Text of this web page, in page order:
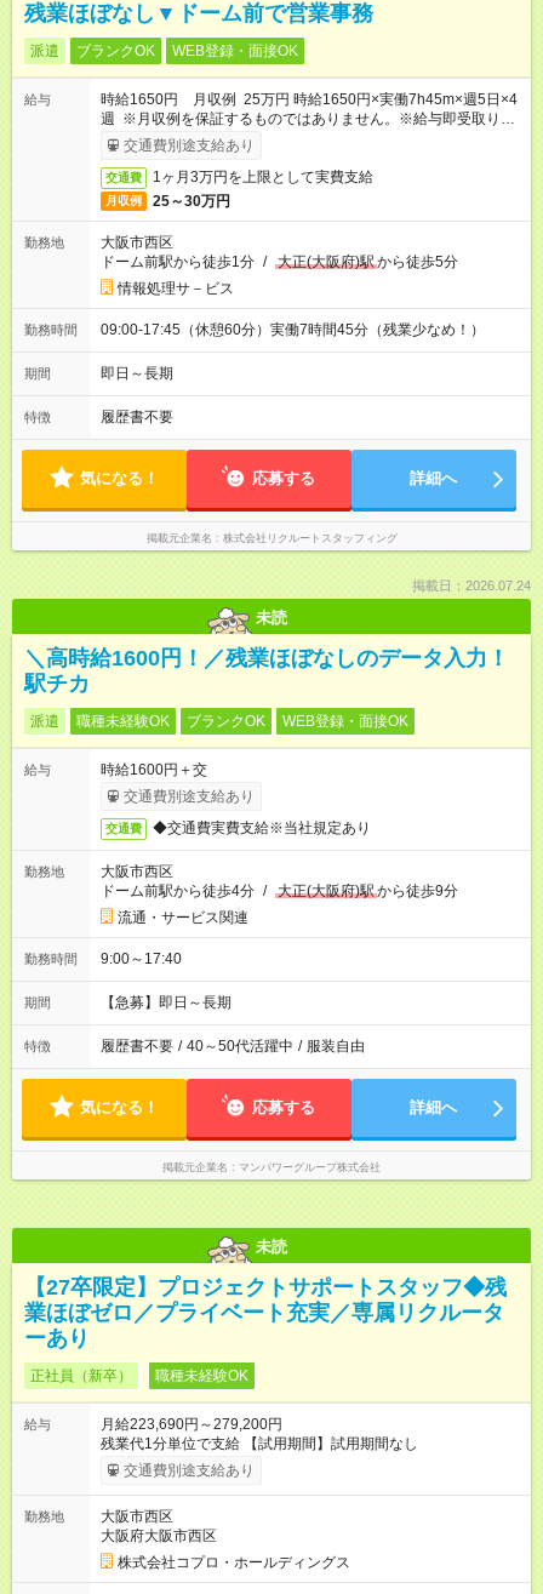
残業ほぼなし▼ドーム前で営業事務
派遣 ブランクOK WEB登録・面接OK
給与
時給1650円 月収例 25万円 時給1650円×実働7h45m×週5日×4
週 ※月収例を保証するものではありません。※給与即受取りサ
ービス利用可（利用条件有）
交通費別途支給あり
交通費 1ヶ月3万円を上限として実費支給
月収例 25～30万円
勤務地
大阪市西区
ドーム前駅から徒歩1分 / 大正(大阪府)駅から徒歩5分
情報処理サ－ビス
勤務時間 09:00-17:45（休憩60分）実働7時間45分（残業少なめ！）
期間 即日～長期
特徴 履歴書不要
気になる！ 応募する 詳細へ
掲載元企業名 株式会社リクルートスタッフィング
掲載日：2026.07.24
未読
＼高時給1600円！／残業ほぼなしのデータ入力！
駅チカ
派遣 職種未経験OK ブランクOK WEB登録・面接OK
給与
時給1600円＋交
交通費別途支給あり
交通費 ◆交通費実費支給※当社規定あり
勤務地
大阪市西区
ドーム前駅から徒歩4分 / 大正(大阪府)駅から徒歩9分
流通・サービス関連
勤務時間 9:00～17:40
期間 【急募】即日～長期
特徴 履歴書不要 / 40～50代活躍中 / 服装自由
気になる！ 応募する 詳細へ
掲載元企業名 マンパワーグループ株式会社
未読
【27卒限定】プロジェクトサポートスタッフ◆残
業ほぼゼロ／プライベート充実／専属リクルータ
ーあり
正社員（新卒） 職種未経験OK
給与
月給223,690円～279,200円
残業代1分単位で支給 【試用期間】試用期間なし
交通費別途支給あり
勤務地
大阪市西区
大阪府大阪市西区
株式会社コプロ・ホールディングス